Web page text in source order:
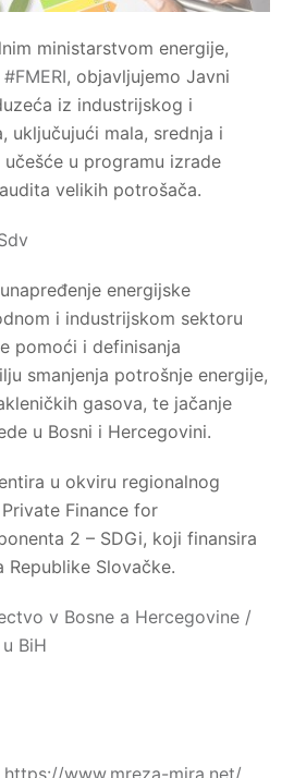
ministarstvom energije,
#FMERI, objavljujemo Javni
iz industrijskog i
uključujući mala, srednja i
u programu izrade
velikih potrošača.
energijske
i industrijskom sektoru
pomoći i definisanja
smanjenja potrošnje energije,
gasova, te jačanje
u Bosni i Hercegovini.
u okviru regionalnog
Finance for
2 – SDGi, koji finansira
Slovačke.
v Bosne a Hercegovine /
BiH
https://www.mreza-mira.net/